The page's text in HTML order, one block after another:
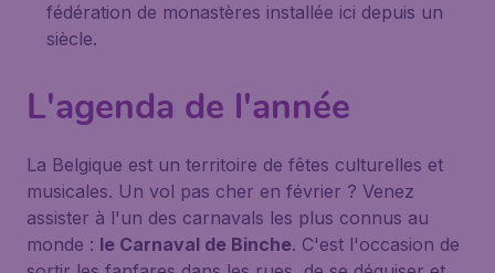
fédération de monastères installée ici depuis un
siècle.
L'agenda de l'année
La Belgique est un territoire de fêtes culturelles et
musicales. Un vol pas cher en février ? Venez
assister à l'un des carnavals les plus connus au
monde : le Carnaval de Binche. C'est l'occasion de